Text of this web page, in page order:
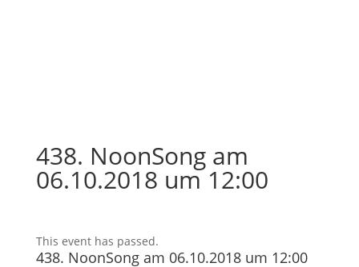
438. NoonSong am
06.10.2018 um 12:00
This event has passed.
438. NoonSong am 06.10.2018 um 12:00